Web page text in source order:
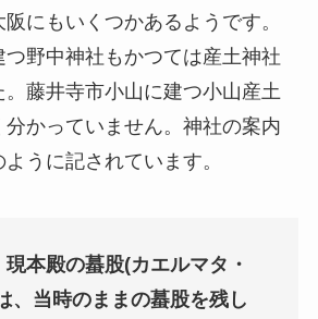
にもいくつかあるようです。
野中神社もかつては産土神社
。藤井寺市小山に建つ小山産土
かっていません。神社の案内
うに記されています。
本殿の蟇股(カエルマタ・
、当時のままの蟇股を残し